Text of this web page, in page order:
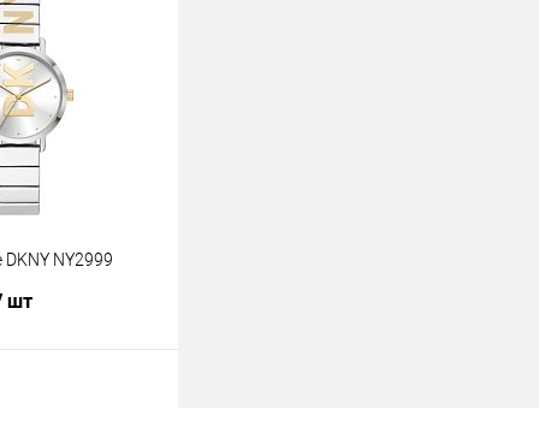
В наличии
NY2999
шт